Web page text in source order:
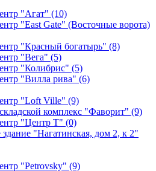
"Агат" (10)
"East Gate" (Восточные ворота)
"Красный богатырь" (8)
"Вега" (5)
"Колибрис" (5)
"Вилла рива" (6)
"Loft Ville" (9)
комплекс "Фаворит" (9)
"Центр Т" (0)
"Нагатинская, дом 2, к 2"
"Petrovsky" (9)